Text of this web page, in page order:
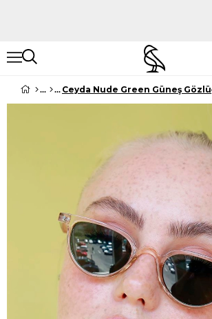
Ceyda Nude Green Güneş